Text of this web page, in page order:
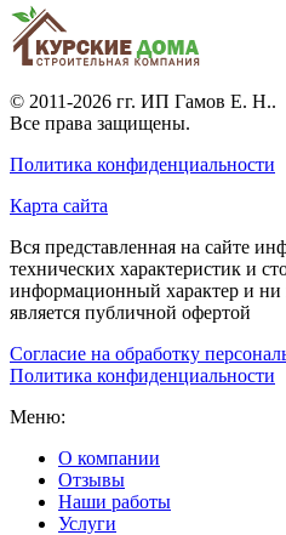
© 2011-2026 гг. ИП Гамов Е. Н..
Все права защищены.
Политика конфиденциальности
Карта сайта
Вся представленная на сайте
технических характеристик и
информационный характер и ни
является публичной офертой
Согласие на обработку
Политика конфиденциальности
Меню:
О компании
Отзывы
Наши работы
Услуги